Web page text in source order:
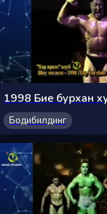
Бодибилдинг